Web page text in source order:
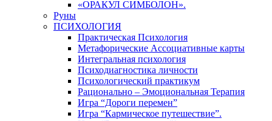
«ОРАКУЛ СИМБОЛОН».
Руны
ПСИХОЛОГИЯ
Практическая Психология
Метафорические Ассоциативные карты
Интегральная психология
Психодиагностика личности
Психологический практикум
Рационально – Эмоциональная Терапия
Игра “Дороги перемен”
Игра “Кармическое путешествие”.